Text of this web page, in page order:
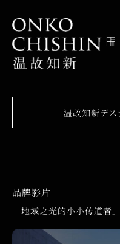
温故知新デ
品牌影片
「地域之光的小小传道者」